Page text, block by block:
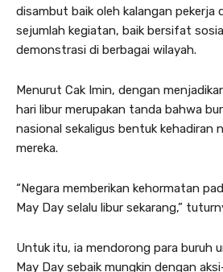
disambut baik oleh kalangan pekerja
sejumlah kegiatan, baik bersifat
demonstrasi di berbagai wilayah.
Menurut Cak Imin, dengan
hari libur merupakan tanda bahwa
nasional sekaligus bentuk kehadiran
mereka.
“Negara memberikan kehormatan
May Day selalu libur sekarang,”
Untuk itu, ia mendorong para buruh
May Day sebaik mungkin dengan